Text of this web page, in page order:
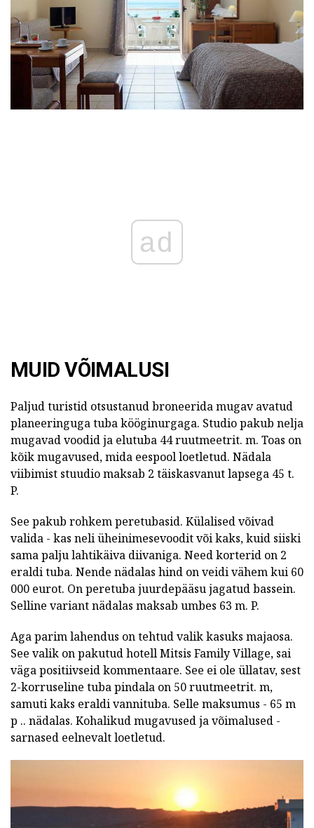
ad
MUID VÕIMALUSI
Paljud turistid otsustanud broneerida mugav avatud
planeeringuga tuba kööginurgaga. Studio pakub nelja
mugavad voodid ja elutuba 44 ruutmeetrit. m. Toas on
kõik mugavused, mida eespool loetletud. Nädala
viibimist stuudio maksab 2 täiskasvanut lapsega 45 t.
P.
See pakub rohkem peretubasid. Külalised võivad
valida - kas neli üheinimesevoodit või kaks, kuid siiski
sama palju lahtikäiva diivaniga. Need korterid on 2
eraldi tuba. Nende nädalas hind on veidi vähem kui 60
000 eurot. On peretuba juurdepääsu jagatud bassein.
Selline variant nädalas maksab umbes 63 m. P.
Aga parim lahendus on tehtud valik kasuks majaosa.
See valik on pakutud hotell Mitsis Family Village, sai
väga positiivseid kommentaare. See ei ole üllatav, sest
2-korruseline tuba pindala on 50 ruutmeetrit. m,
samuti kaks eraldi vannituba. Selle maksumus - 65 m
p .. nädalas. Kohalikud mugavused ja võimalused -
sarnased eelnevalt loetletud.